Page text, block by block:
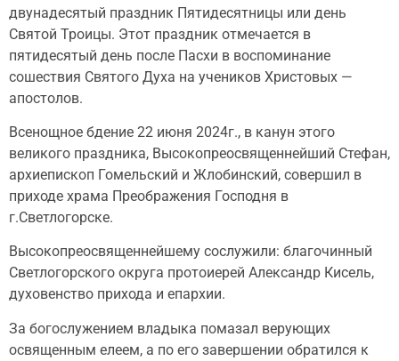
двунадесятый праздник Пятидесятницы или день
Святой Троицы. Этот праздник отмечается в
пятидесятый день после Пасхи в воспоминание
сошествия Святого Духа на учеников Христовых —
апостолов.
Всенощное бдение 22 июня 2024г., в канун этого
великого праздника, Высокопреосвященнейший Стефан,
архиепископ Гомельский и Жлобинский, совершил в
приходе храма Преображения Господня в
г.Светлогорске.
Высокопреосвященнейшему сослужили: благочинный
Светлогорского округа протоиерей Александр Кисель,
духовенство прихода и епархии.
За богослужением владыка помазал верующих
освященным елеем, а по его завершении обратился к